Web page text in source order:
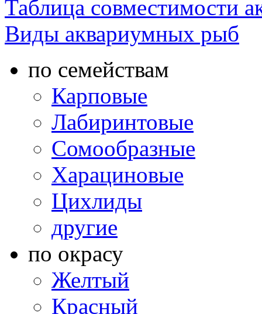
Таблица совместимости
Виды аквариумных рыб
по семействам
Карповые
Лабиринтовые
Сомообразные
Харациновые
Цихлиды
другие
по окрасу
Желтый
Красный